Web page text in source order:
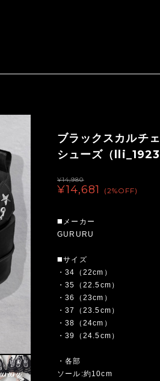
ブラックスカルチ
シューズ（lli_1923
¥14,980
¥14,681 (2%OFF)
◼️メーカー
GURURU
◼️サイズ
・34（22cm）
・35（22.5cm）
・36（23cm）
・37（23.5cm）
・38（24cm）
・39（24.5cm）
・各部
ソール:約10cm